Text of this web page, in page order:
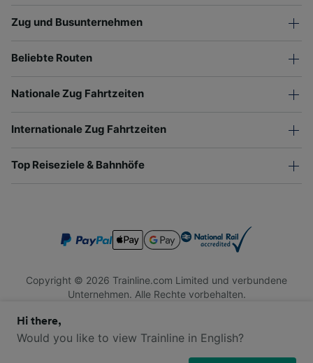
Zug und Busunternehmen
Beliebte Routen
Nationale Zug Fahrtzeiten
Internationale Zug Fahrtzeiten
Top Reiseziele & Bahnhöfe
Copyright © 2026 Trainline.com Limited und verbundene
Unternehmen. Alle Rechte vorbehalten.
Firmennummer 3846791. Registrierte Adresse: 1 Stonecutter
St, London EC4A 4AH, United Kingdom. USt-IdNr.: 791 7261
Hi there,
Would you like to view Trainline in English?